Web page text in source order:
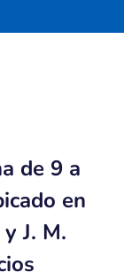
de 9 a
en
J. M.